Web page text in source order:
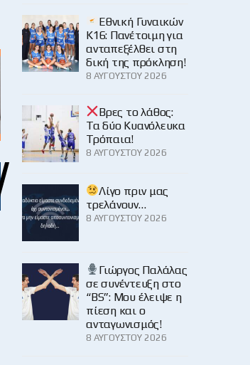
Εθνική Γυναικών
Κ16: Πανέτοιμη για
ανταπεξέλθει στη
δική της πρόκληση!
8 ΑΥΓΟΎΣΤΟΥ 2026
Βρες το λάθος:
Τα δύο Κυανόλευκα
Τρόπαια!
8 ΑΥΓΟΎΣΤΟΥ 2026
Λίγο πριν μας
τρελάνουν…
8 ΑΥΓΟΎΣΤΟΥ 2026
Γιώργος Παλάλας
σε συνέντευξη στο
“BS”: Μου έλειψε η
πίεση και ο
ανταγωνισμός!
8 ΑΥΓΟΎΣΤΟΥ 2026